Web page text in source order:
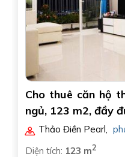
Cho thuê căn hộ
ngủ, 123 m2, đầy
Thảo Điền Pearl
Diện tích: 123 m2